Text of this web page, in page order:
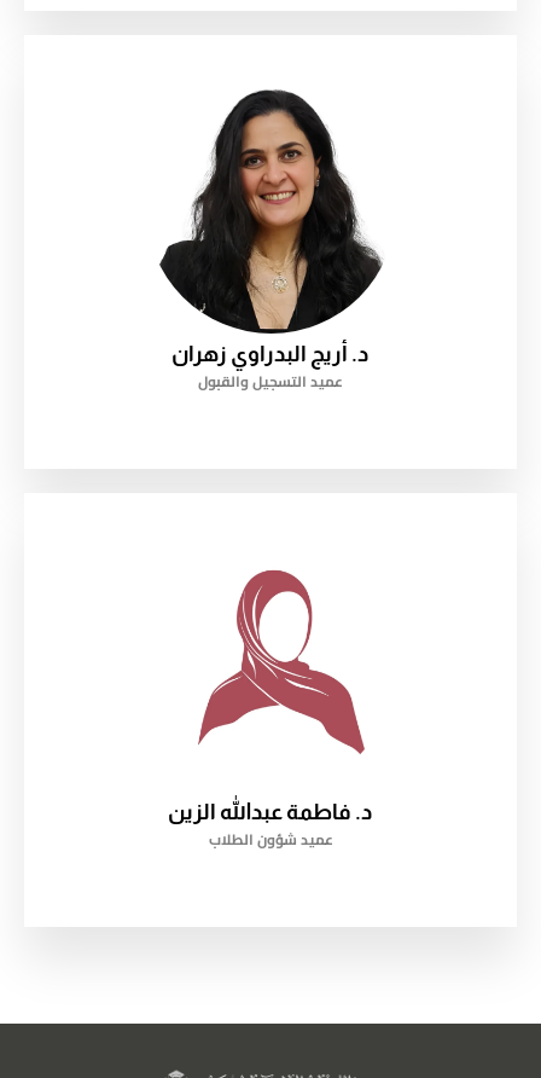
د. أريج البدراوي زهران
عميد التسجيل والقبول
د. فاطمة عبدالله الزين
عميد شؤون الطلاب